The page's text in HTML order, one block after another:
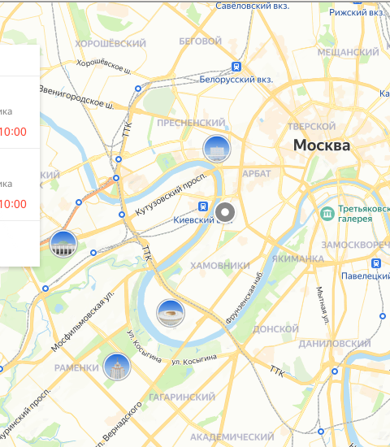
О нас
Услуги Блог
Каталог
Упаковать подарок
В личный кабинет